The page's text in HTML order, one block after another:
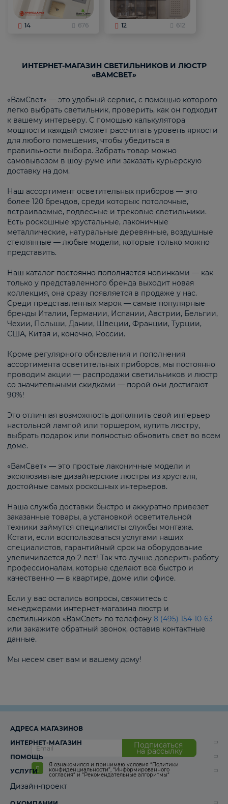
14 676 12 612
ИНТЕРНЕТ-МАГАЗИН СВЕТИЛЬНИКОВ И ЛЮСТР
«ВАМСВЕТ»
«ВамСвет» — это удобный сервис, с помощью которого
легко выбрать светильник, проверить, как он подходит
к вашему интерьеру. С помощью калькулятора
мощности каждый сможет рассчитать уровень яркости
для любого помещения, чтобы убедиться в
правильности выбора. Забрать товар можно
самовывозом в шоу-руме или заказать курьерскую
доставку на дом.
Наш ассортимент осветительных приборов — это
более 120 брендов, среди которых: потолочные,
встраиваемые, подвесные и трековые светильники.
Есть роскошные хрустальные, лаконичные
металлические, натуральные деревянные, воздушные
стеклянные — любые модели, которые только можно
представить.
Наш каталог постоянно пополняется новинками — как
только у представленного бренда выходит новая
коллекция, она сразу появляется в продаже у нас.
Среди представленных марок — самые популярные
бренды Италии, Германии, Испании, Австрии, Бельгии,
Чехии, Польши, Дании, Швеции, Франции, Турции,
США, Китая и, конечно, России.
Кроме регулярного обновления и пополнения
ассортимента осветительных приборов, мы постоянно
проводим акции — распродажи светильников и люстр
со значительными скидками — порой они достигают
90%!
Это отличная возможность дополнить свой интерьер
настольной лампой или торшером, купить люстру,
выбрать подарок или полностью обновить свет во всем
доме.
«ВамСвет» — это простые лаконичные модели и
эксклюзивные дизайнерские люстры из хрусталя,
достойные самых роскошных интерьеров.
Наша служба доставки быстро и аккуратно привезет
заказанные товары, а установкой осветительной
техники займутся специалисты службы монтажа.
Кстати, если воспользоваться услугами наших
специалистов, гарантийный срок на оборудование
увеличивается до 2 лет! Так что лучше доверить работу
профессионалам, которые сделают всё быстро и
качественно — в квартире, доме или офисе.
Если у вас остались вопросы, свяжитесь с
менеджерами интернет-магазина люстр и
светильников «ВамСвет» по телефону 8 (495) 154-10-63
или закажите обратный звонок, оставив контактные
данные.
Мы несем свет вам и вашему дому!
Подписаться
на рассылку
Я ознакомился и принимаю условия “Политики
конфиденциальности”, “Информированного
согласия“ и “Рекомендательные алгоритмы“
АДРЕСА МАГАЗИНОВ
ИНТЕРНЕТ-МАГАЗИН
ПОМОЩЬ
УСЛУГИ
Дизайн-проект